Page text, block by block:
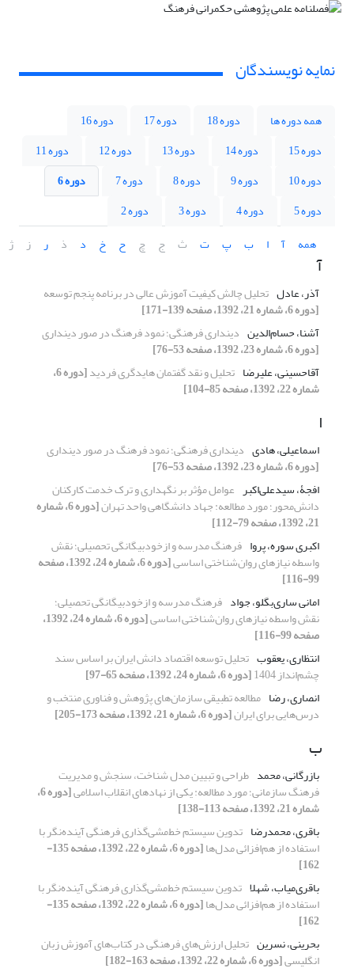
نمایه نویسندگان
همه دوره ها دوره 18 دوره 17
دوره 16
دوره 15
دوره 14 دوره 13 دوره 12
دوره 11
دوره 10
دوره 9 دوره 8 دوره 7
دوره 6
دوره 5
دوره 4 دوره 3
دوره 2
همه
آ ا ب پ ت ث ج چ ح خ د ذ ر ز ژ
آ
آذر، عادل تحلیل چالش کیفیت آموزش عالی در برنامه پنجم توسعه
[دوره 6، شماره 21، 1392، صفحه 139-171]
آشنا، حسام‌الدین دینداری فرهنگی؛ نمود فرهنگ در صور دینداری
[دوره 6، شماره 23، 1392، صفحه 53-76]
آقاحسینی، علیرضا تحلیل و نقد گفتمان هایدگری فردید [دوره 6،
شماره 22، 1392، صفحه 85-104]
ا
اسماعیلی، هادی دینداری فرهنگی؛ نمود فرهنگ در صور دینداری
[دوره 6، شماره 23، 1392، صفحه 53-76]
افجۀ، سیدعلی‌اکبر عوامل مؤثر بر نگهداری و ترک خدمت کارکنان
دانش‌محور؛ مورد مطالعه: جهاد دانشگاهی واحد تهران [دوره 6، شماره
21، 1392، صفحه 79-112]
اکبری سوره، پروا فرهنگ مدرسه و ازخودبیگانگی تحصیلی؛ نقش
واسطه نیازهای روان‌شناختی اساسی [دوره 6، شماره 24، 1392، صفحه
99-116]
امانی ساری‌بگلو، جواد فرهنگ مدرسه و ازخودبیگانگی تحصیلی؛
نقش واسطه نیازهای روان‌شناختی اساسی [دوره 6، شماره 24، 1392،
صفحه 99-116]
انتظاری، یعقوب تحلیل توسعه اقتصاد دانش ایران بر اساس سند
چشم‌انداز 1404
[دوره 6، شماره 24، 1392، صفحه 65-97]
انصاری، رضا مطالعه تطبیقی سازمان‌های پژوهش و فناوری منتخب و
درس‌هایی برای ایران[دوره 6، شماره 21، 1392، صفحه 173-205]
ب
بازرگانی، محمد طراحی و تبیین مدل شناخت، سنجش و مدیریت
فرهنگ سازمانی؛ مورد مطالعه: یکی از نهادهای انقلاب اسلامی [دوره 6،
شماره 21، 1392، صفحه 113-138]
باقری، محمدرضا تدوین سیستم خط‌مشی‌گذاری فرهنگی آینده‌نگر با
استفاده از هم‌افزائی مدل‌ها [دوره 6، شماره 22، 1392، صفحه 135-
162]
باقری‌میاب، شهلا تدوین سیستم خط‌مشی‌گذاری فرهنگی آینده‌نگر با
استفاده از هم‌افزائی مدل‌ها [دوره 6، شماره 22، 1392، صفحه 135-
162]
بحرینی، نسرین تحلیل ارزش‌های فرهنگی در کتاب‌های آموزش زبان
انگلیسی[دوره 6، شماره 22، 1392، صفحه 163-182]